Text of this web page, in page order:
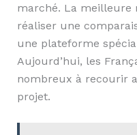
marché. La meilleure
réaliser une
une plateforme
Aujourd’hui, les
nombreux à recourir
projet.